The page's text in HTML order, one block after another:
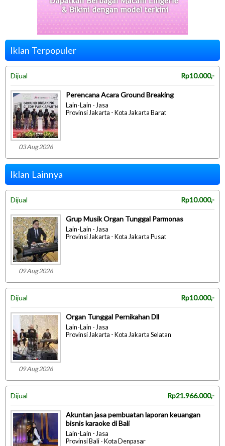
Iklan Terpopuler
Dijual Rp10.000,-
03 Aug 2026
Perencana Acara Ground Breaking
Lain-Lain - Jasa
Provinsi Jakarta - Kota Jakarta Barat
Iklan Lainnya
Dijual Rp10.000,-
09 Aug 2026
Grup Musik Organ Tunggal Parmonas
Lain-Lain - Jasa
Provinsi Jakarta - Kota Jakarta Pusat
Dijual Rp10.000,-
09 Aug 2026
Organ Tunggal Pernikahan Dll
Lain-Lain - Jasa
Provinsi Jakarta - Kota Jakarta Selatan
Dijual Rp21.966.000,-
Akuntan jasa pembuatan laporan keuangan
bisnis karaoke di Bali
Lain-Lain - Jasa
Provinsi Bali - Kota Denpasar